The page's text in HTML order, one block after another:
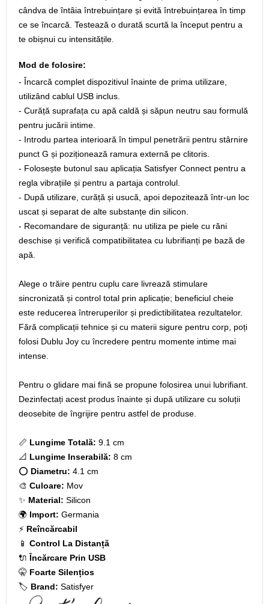
cândva de întâia întrebuințare și evită întrebuințarea în timp
ce se încarcă. Testează o durată scurtă la început pentru a
te obișnui cu intensitățile.
Mod de folosire:
- Încarcă complet dispozitivul înainte de prima utilizare,
utilizând cablul USB inclus.
- Curăță suprafața cu apă caldă și săpun neutru sau formulă
pentru jucării intime.
- Introdu partea interioară în timpul penetrării pentru stârnire
punct G și poziționează ramura externă pe clitoris.
- Folosește butonul sau aplicația Satisfyer Connect pentru a
regla vibrațiile și pentru a partaja controlul.
- După utilizare, curăță și usucă, apoi depozitează într-un loc
uscat și separat de alte substanțe din silicon.
- Recomandare de siguranță: nu utiliza pe piele cu răni
deschise și verifică compatibilitatea cu lubrifianți pe bază de
apă.
Alege o trăire pentru cuplu care livrează stimulare
sincronizată și control total prin aplicație; beneficiul cheie
este reducerea întreruperilor și predictibilitatea rezultatelor.
Fără complicații tehnice și cu materii sigure pentru corp, poți
folosi Dublu Joy cu încredere pentru momente intime mai
intense.
Pentru o glidare mai fină se propune folosirea unui lubrifiant.
Dezinfectați acest produs înainte și după utilizare cu soluții
deosebite de îngrijire pentru astfel de produse.
📏 Lungime Totală: 9.1 cm
📐 Lungime Inserabilă: 8 cm
⭕ Diametru: 4.1 cm
🎨 Culoare: Mov
✨ Material: Silicon
🌍 Import: Germania
⚡ Reîncărcabil
📱 Control La Distanță
🔌 Încărcare Prin USB
🤫 Foarte Silențios
🏷️ Brand: Satisfyer